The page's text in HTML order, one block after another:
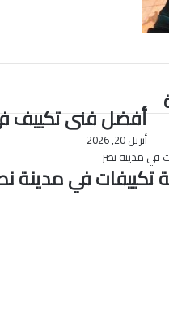
ي
أفضل فنى تكييف
أبريل 20, 2026
في مدينة